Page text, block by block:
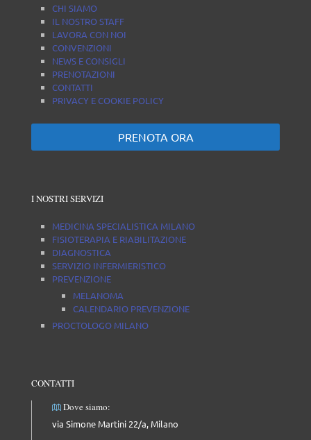
CHI SIAMO
IL NOSTRO STAFF
LAVORA CON NOI
CONVENZIONI
NEWS E CONSIGLI
PRENOTAZIONI
CONTATTI
PRIVACY E COOKIE POLICY
PRENOTA ORA
I NOSTRI SERVIZI
MEDICINA SPECIALISTICA MILANO
FISIOTERAPIA E RIABILITAZIONE
DIAGNOSTICA
SERVIZIO INFERMIERISTICO
PREVENZIONE
MELANOMA
CALENDARIO PREVENZIONE
PROCTOLOGO MILANO
CONTATTI
Dove siamo:
via Simone Martini 22/a, Milano